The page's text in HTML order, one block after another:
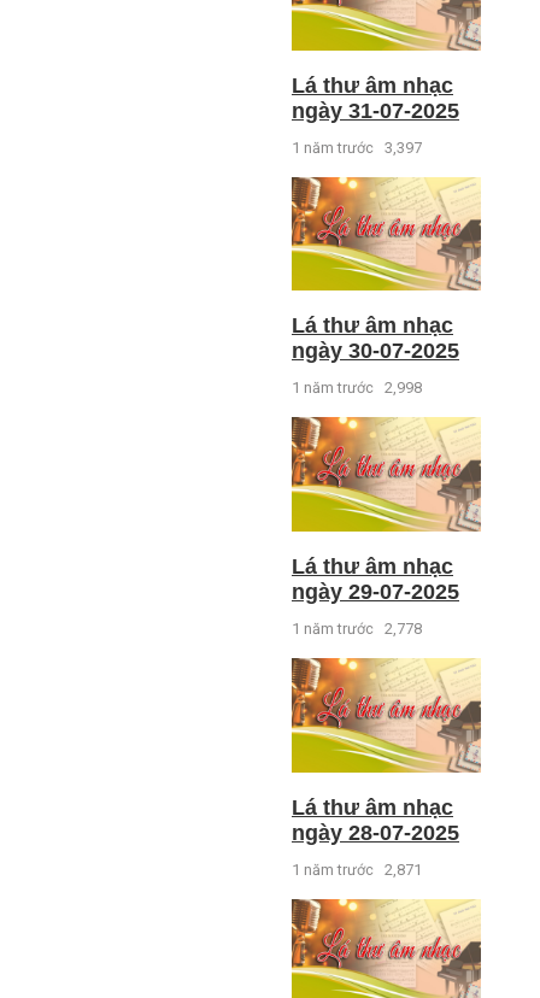
Lá thư âm nhạc
ngày 31-07-2025
1 năm trước 3,397
Lá thư âm nhạc
ngày 30-07-2025
1 năm trước 2,998
Lá thư âm nhạc
ngày 29-07-2025
1 năm trước 2,778
Lá thư âm nhạc
ngày 28-07-2025
1 năm trước 2,871